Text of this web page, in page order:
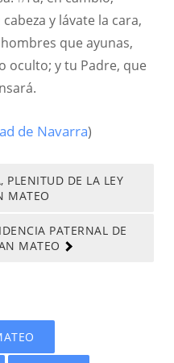
y lávate la cara,
que ayunas,
oculto; y tu Padre, que
de Navarra)
PLENITUD DE LA LEY
MATEO
PATERNAL DE
MATEO